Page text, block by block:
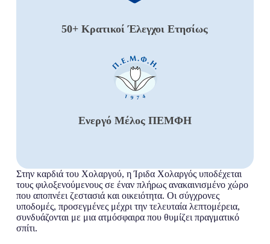
50+ Κρατικοί Έλεγχοι Ετησίως
Ενεργό Μέλος ΠΕΜΦΗ
Στην καρδιά του Χολαργού, η Ίριδα Χολαργός υποδέχεται
τους φιλοξενούμενους σε έναν πλήρως ανακαινισμένο χώρο
που αποπνέει ζεστασιά και οικειότητα. Οι σύγχρονες
υποδομές, προσεγμένες μέχρι την τελευταία λεπτομέρεια,
συνδυάζονται με μια ατμόσφαιρα που θυμίζει πραγματικό
σπίτι.